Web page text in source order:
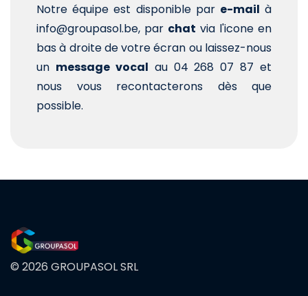
Notre équipe est disponible par e-mail à
info@groupasol.be, par chat via l'icone en
bas à droite de votre écran ou laissez-nous
un message vocal au 04 268 07 87 et
nous vous recontacterons dès que
possible.
© 2026 GROUPASOL SRL